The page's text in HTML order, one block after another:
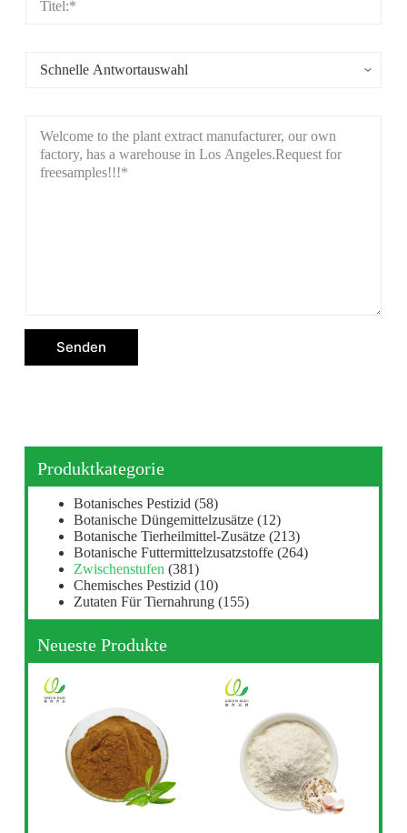
Senden
Produktkategorie
Botanisches Pestizid (58)
Botanische Düngemittelzusätze (12)
Botanische Tierheilmittel-Zusätze (213)
Botanische Futtermittelzusatzstoffe (264)
Zwischenstufen (381)
Chemisches Pestizid (10)
Zutaten Für Tiernahrung (155)
Neueste Produkte